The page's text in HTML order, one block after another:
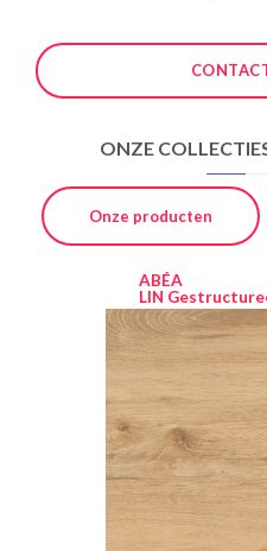
ONZE
Onze producten
ABÉA
LIN